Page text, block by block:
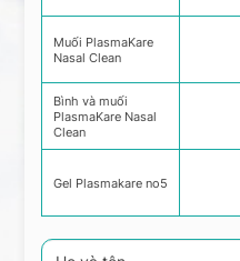
Muối PlasmaKare
Nasal Clean
Bình và muối
PlasmaKare Nasal
Clean
Gel Plasmakare no5